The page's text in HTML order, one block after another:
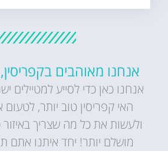
אנחנו מאוהבים
אנחנו כאן כדי לסייע למטיילים
האי קפריסין טוב יותר, לטעום
ולעשות את כל מה שצריך באיזור
מושלם יותר! יחד איתנו אתם